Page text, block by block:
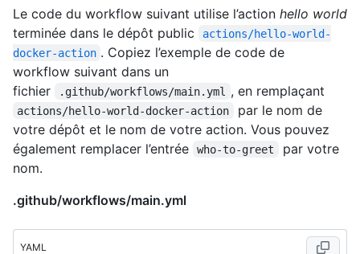
Le code du workflow suivant utilise l’action hello world
terminée dans le dépôt public
actions/hello-world-
docker-action . Copiez l’exemple de code de
workflow suivant dans un
fichier
.github/workflows/main.yml , en remplaçant
actions/hello-world-docker-action
par le nom de
votre dépôt et le nom de votre action. Vous pouvez
également remplacer l’entrée
who-to-greet
par votre
nom.
.github/workflows/main.yml
YAML